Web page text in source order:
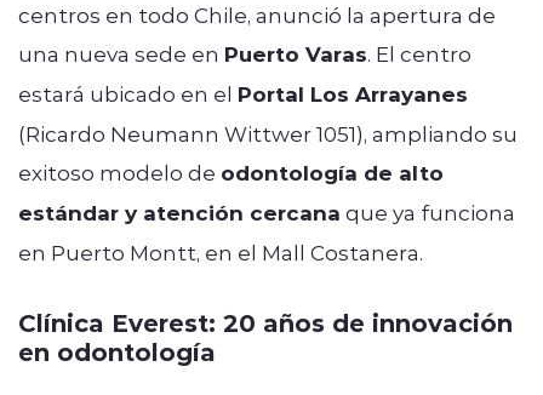
centros en todo Chile, anunció la apertura de
una nueva sede en Puerto Varas. El centro
estará ubicado en el Portal Los Arrayanes
(Ricardo Neumann Wittwer 1051), ampliando su
exitoso modelo de odontología de alto
estándar y atención cercana que ya funciona
en Puerto Montt, en el Mall Costanera.
Clínica Everest: 20 años de innovación
en odontología